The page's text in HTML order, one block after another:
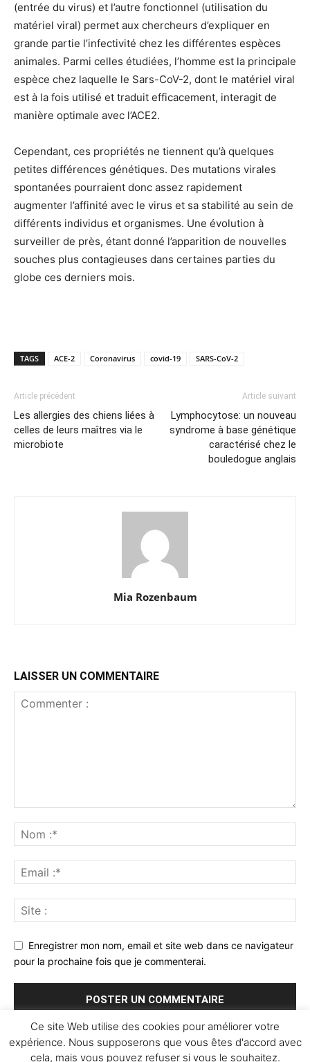
(entrée du virus) et l’autre fonctionnel (utilisation du
matériel viral) permet aux chercheurs d’expliquer en
grande partie l’infectivité chez les différentes espèces
animales. Parmi celles étudiées, l’homme est la principale
espèce chez laquelle le Sars-CoV-2, dont le matériel viral
est à la fois utilisé et traduit efficacement, interagit de
manière optimale avec l’ACE2.
Cependant, ces propriétés ne tiennent qu’à quelques
petites différences génétiques. Des mutations virales
spontanées pourraient donc assez rapidement
augmenter l’affinité avec le virus et sa stabilité au sein de
différents individus et organismes. Une évolution à
surveiller de près, étant donné l’apparition de nouvelles
souches plus contagieuses dans certaines parties du
globe ces derniers mois.
TAGS ACE-2 Coronavirus covid-19 SARS-CoV-2
Article précédent
Les allergies des chiens liées à
celles de leurs maîtres via le
microbiote
Article suivant
Lymphocytose: un nouveau
syndrome à base génétique
caractérisé chez le
bouledogue anglais
Mia Rozenbaum
LAISSER UN COMMENTAIRE
Enregistrer mon nom, email et site web dans ce navigateur
pour la prochaine fois que je commenterai.
Ce site Web utilise des cookies pour améliorer votre
expérience. Nous supposerons que vous êtes d'accord avec
cela, mais vous pouvez refuser si vous le souhaitez.